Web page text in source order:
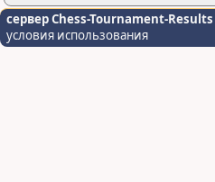
сервер Chess-Tournament-Results
условия использования